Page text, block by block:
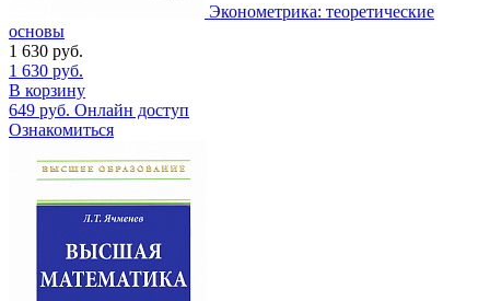
Эконометрика: теоретические
основы
1 630 руб.
1 630 руб.
В корзину
649 руб. Онлайн доступ
Ознакомиться